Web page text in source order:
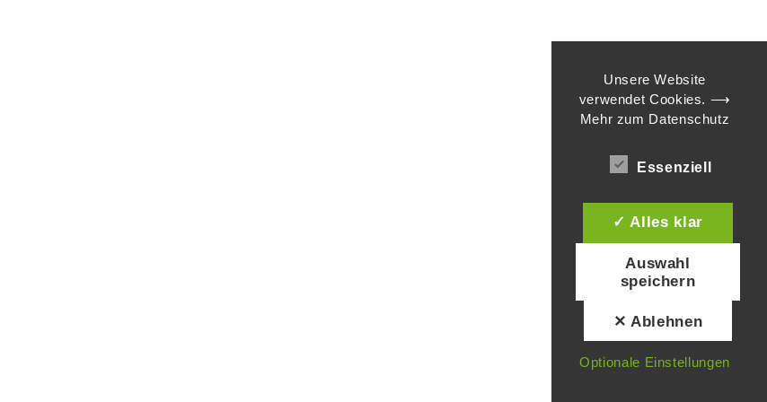
Unsere Website
verwendet Cookies. ⟶
Mehr zum Datenschutz
Essenziell
✓ Alles klar
Auswahl
speichern
✕ Ablehnen
Optionale Einstellungen